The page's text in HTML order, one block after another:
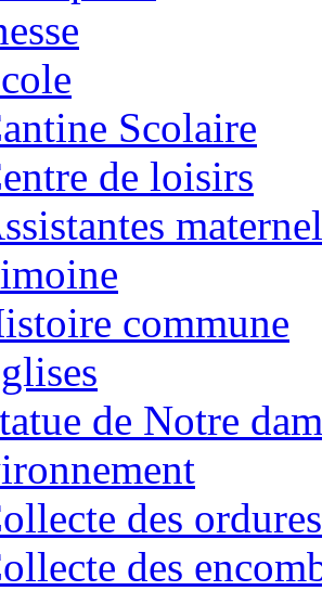
Scolaire
de loisirs
commune
de Notre
des ordures
des